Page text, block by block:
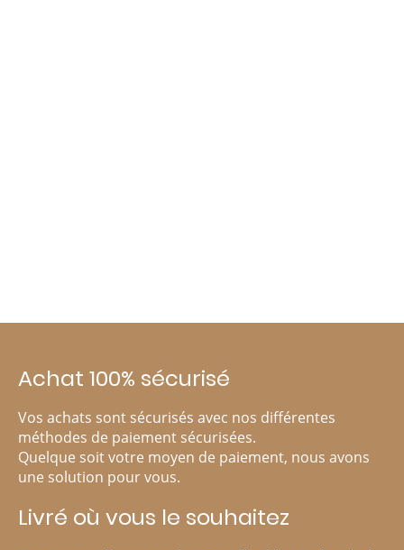
Achat 100% sécurisé
Vos achats sont sécurisés avec nos différentes
méthodes de paiement sécurisées.
Quelque soit votre moyen de paiement, nous avons
une solution pour vous.
Livré où vous le souhaitez